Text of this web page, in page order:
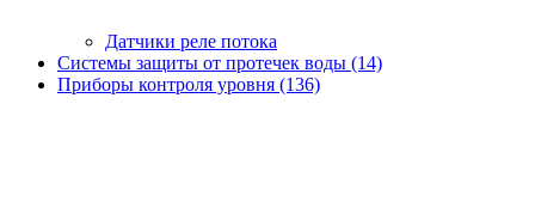
Датчики реле потока
Системы защиты от протечек воды (14)
Приборы контроля уровня (136)